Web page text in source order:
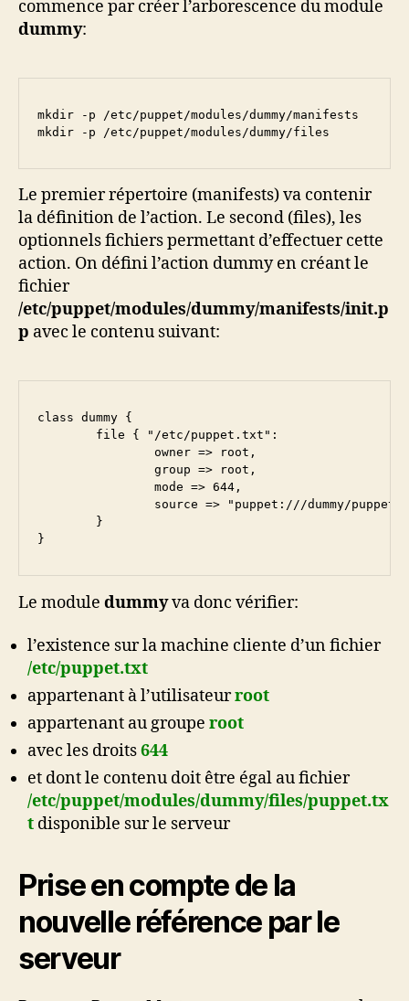
commence par créer l’arborescence du module
dummy:
mkdir -p /etc/puppet/modules/dummy/manifests
mkdir -p /etc/puppet/modules/dummy/files
Le premier répertoire (manifests) va contenir
la définition de l’action. Le second (files), les
optionnels fichiers permettant d’effectuer cette
action. On défini l’action dummy en créant le
fichier
/etc/puppet/modules/dummy/manifests/init.p
p avec le contenu suivant:
class dummy {
        file { "/etc/puppet.txt":
                owner => root,
                group => root,
                mode => 644,
source => "puppet:///dummy/
        }
}
Le module dummyva donc vérifier:
l’existence sur la machine cliente d’un fichier
/etc/puppet.txt
appartenant à l’utilisateurroot
appartenant au groupe root
avec les droits644
et dont le contenu doit être égal au fichier
/etc/puppet/modules/dummy/files/puppet.tx
t disponible sur le serveur
Prise en compte de la
nouvelle référence par le
serveur